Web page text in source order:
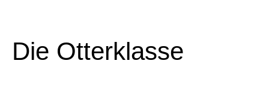
Die Otterklasse